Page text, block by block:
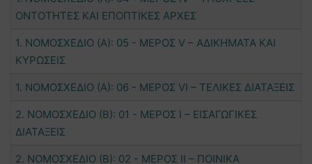
ΟΝΤΟΤΗΤΕΣ ΚΑΙ ΕΠΟΠΤΙΚΕΣ ΑΡΧΕΣ
1. ΝΟΜΟΣΧΕΔΙΟ (Α): 05 - ΜΕΡΟΣ V – ΑΔΙΚΗΜΑΤΑ ΚΑΙ
ΚΥΡΩΣΕΙΣ
1. ΝΟΜΟΣΧΕΔΙΟ (Α): 06 - ΜΕΡΟΣ VΙ – ΤΕΛΙΚΕΣ ΔΙΑΤΑΞΕΙΣ
2. ΝΟΜΟΣΧΕΔΙΟ (B): 01 - ΜΕΡΟΣ Ι – ΕΙΣΑΓΩΓΙΚΕΣ
ΔΙΑΤΑΞΕΙΣ
2. ΝΟΜΟΣΧΕΔΙΟ (B): 02 - ΜΕΡΟΣ ΙI – ΠΟΙΝΙΚΑ